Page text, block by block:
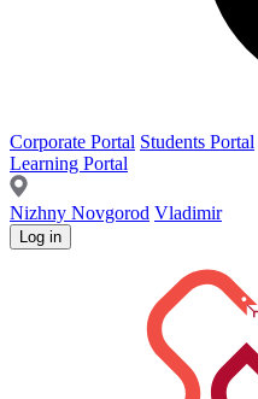
Corporate Portal Students Portal
Learning Portal
Nizhny Novgorod Vladimir
Log in